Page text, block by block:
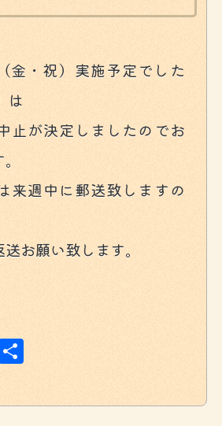
金・祝）実施予定でした
は
止が決定しましたのでお
来週中に郵送致しますの
お願い致します。